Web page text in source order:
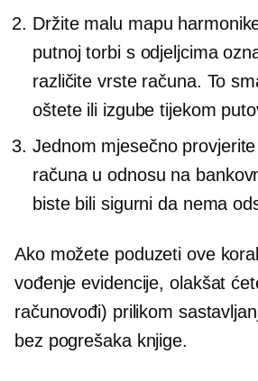
Držite malu mapu
putnoj torbi s odjeljcima
različite vrste računa. To
oštete ili izgube tijekom
Jednom mjesečno
računa u odnosu na
biste bili sigurni da nema
Ako možete poduzeti ove
vođenje evidencije, olakšat
računovođi) prilikom
bez pogrešakaknjige.